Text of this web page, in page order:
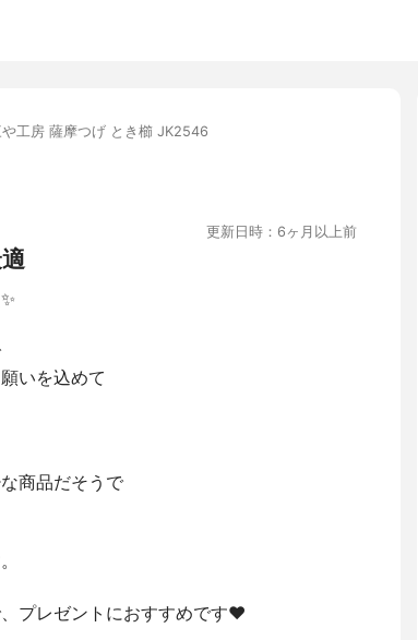
工房 薩摩つげ とき櫛 JK2546
更新日時：6ヶ月以上前
いを込めて
商品だそうで
プレゼントにおすすめです❤️